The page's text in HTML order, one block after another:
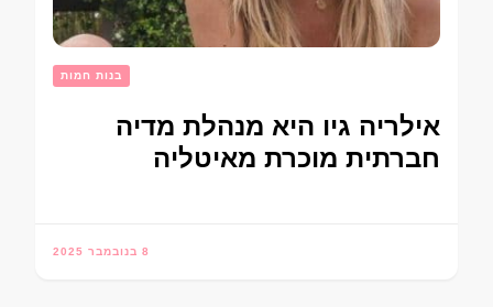
בנות חמות
אילריה גיו היא מנהלת מדיה
חברתית מוכרת מאיטליה
8 בנובמבר 2025